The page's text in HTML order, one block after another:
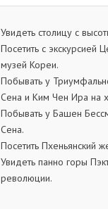
Увидеть столицу с
Посетить с экскурсией
музей Кореи.
Побывать у
Сена и Ким Чен Ира на
Побывать у Башен
Сена.
Посетить Пхеньянский
Увидеть панно горы
революции.